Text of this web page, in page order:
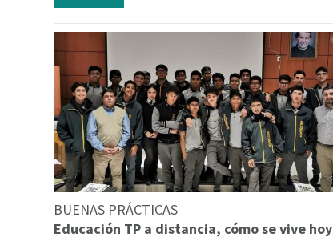
BUENAS PRÁCTICAS
Educación TP a distancia, cómo se vive hoy